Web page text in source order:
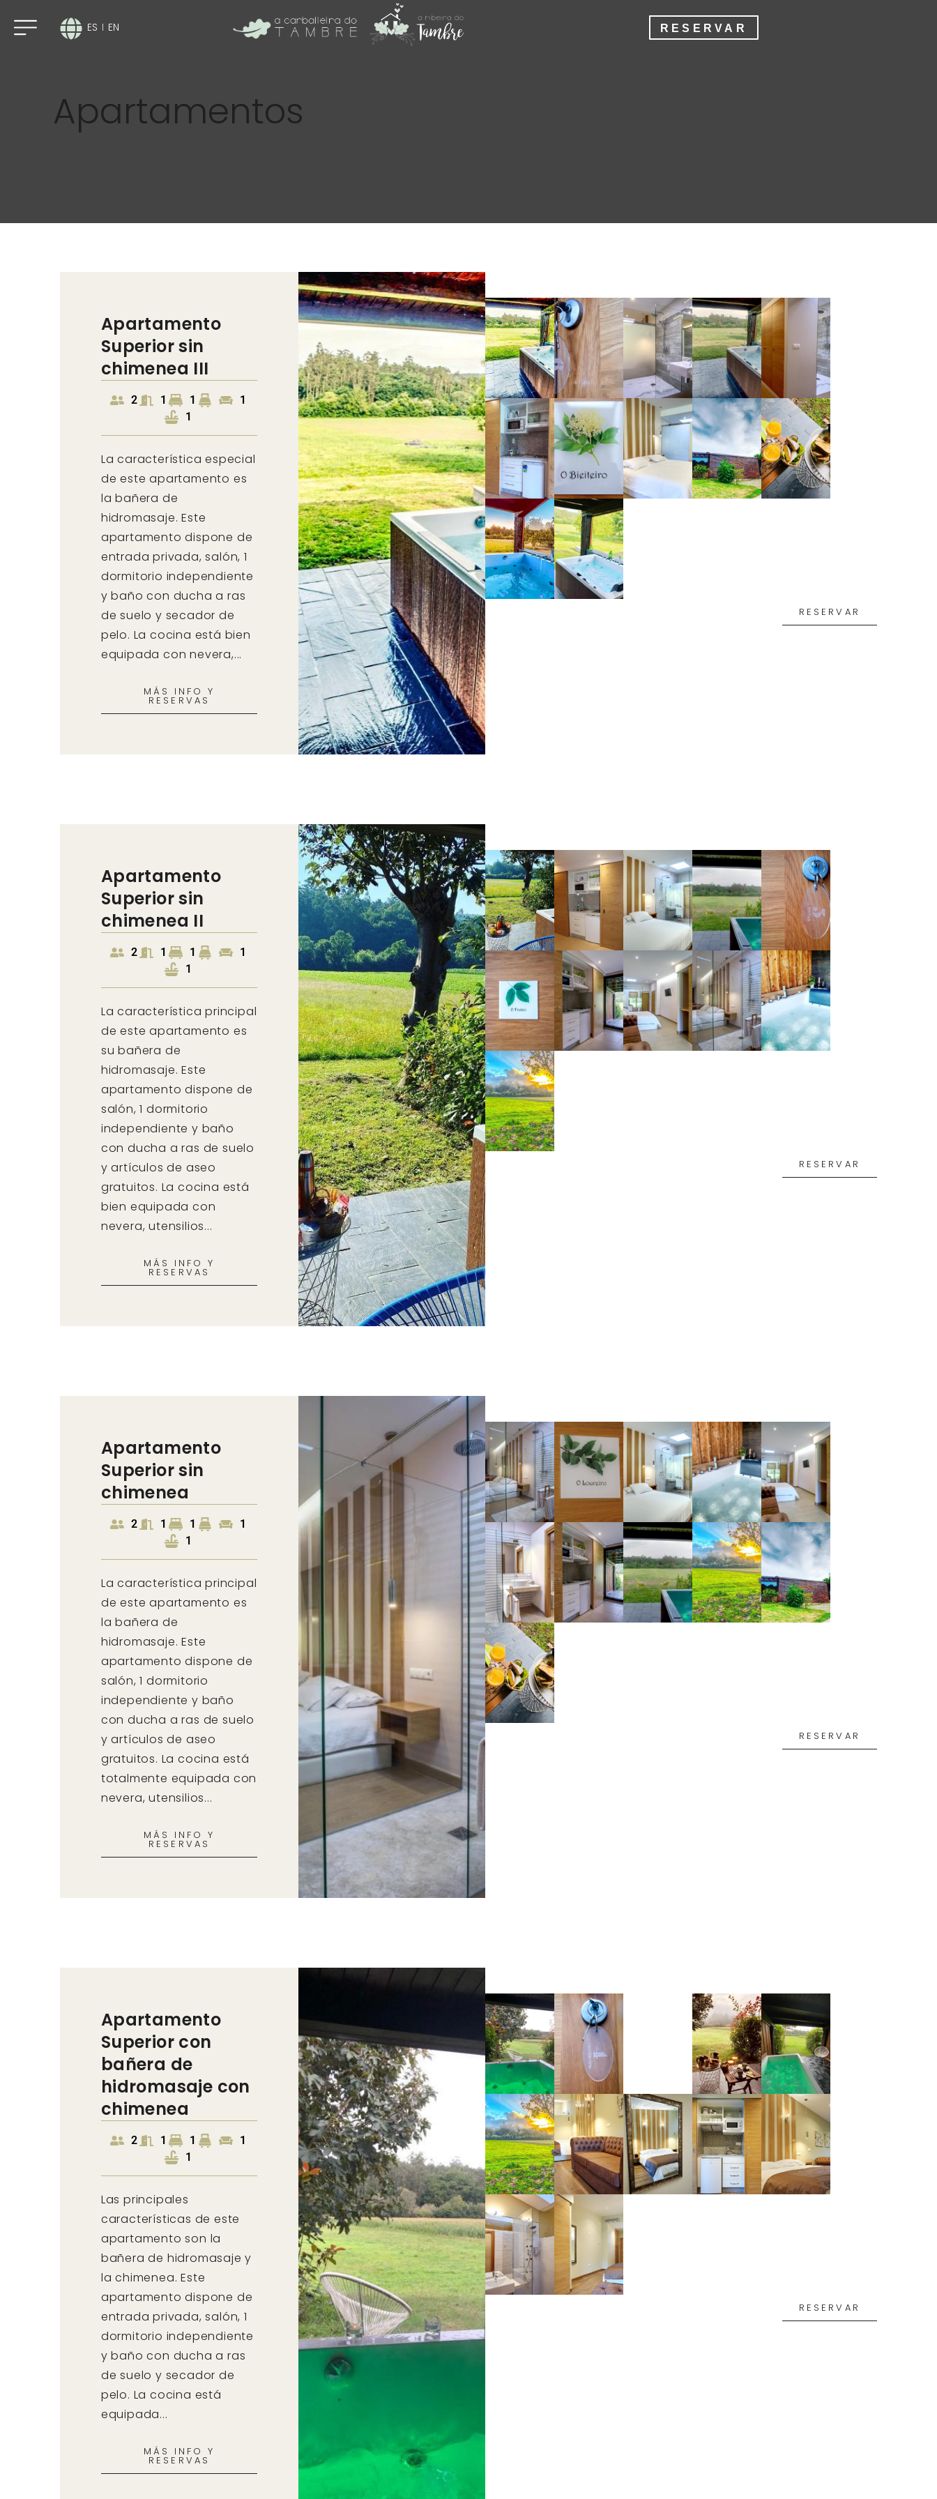
ES EN RESERVAR
ES RESERVAR
Apartamentos
Apartamento
Superior sin
chimenea III
2 1 1
1
1
La característica especial
de este apartamento es
la bañera de
hidromasaje. Este
apartamento dispone de
entrada privada, salón, 1
dormitorio independiente
y baño con ducha a ras
de suelo y secador de
pelo. La cocina está bien
equipada con nevera,...
MÁS INFO Y
RESERVAS
RESERVAR
Apartamento
Superior sin
chimenea II
2 1 1
1
1
La característica principal
de este apartamento es
su bañera de
hidromasaje. Este
apartamento dispone de
salón, 1 dormitorio
independiente y baño
con ducha a ras de suelo
y artículos de aseo
gratuitos. La cocina está
bien equipada con
nevera, utensilios...
MÁS INFO Y
RESERVAS
RESERVAR
Apartamento
Superior sin
chimenea
2 1 1
1
1
La característica principal
de este apartamento es
la bañera de
hidromasaje. Este
apartamento dispone de
salón, 1 dormitorio
independiente y baño
con ducha a ras de suelo
y artículos de aseo
gratuitos. La cocina está
totalmente equipada con
nevera, utensilios...
MÁS INFO Y
RESERVAS
RESERVAR
Apartamento
Superior con
bañera de
hidromasaje con
chimenea
2 1 1
1
1
Las principales
características de este
apartamento son la
bañera de hidromasaje y
la chimenea. Este
apartamento dispone de
entrada privada, salón, 1
dormitorio independiente
y baño con ducha a ras
de suelo y secador de
pelo. La cocina está
equipada...
MÁS INFO Y
RESERVAS
RESERVAR